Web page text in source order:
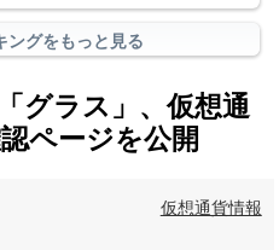
ングをもっと見る
グラス」、仮想通
ページを公開
仮想通貨情報